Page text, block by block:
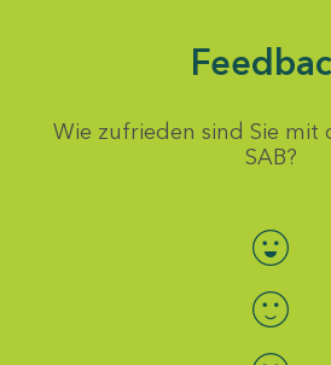
Wie zufrieden sind Sie mit
SAB?